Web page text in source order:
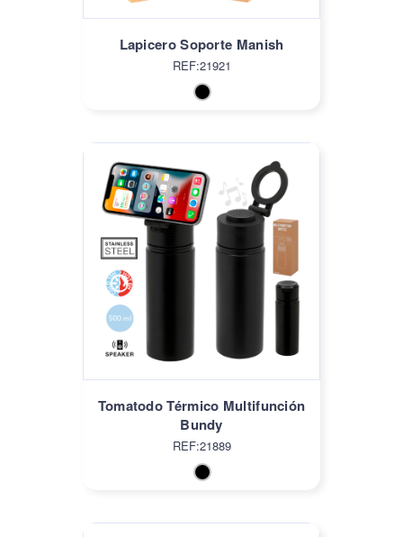
Lapicero Soporte Manish
REF:21921
Tomatodo Térmico Multifunción
Bundy
REF:21889